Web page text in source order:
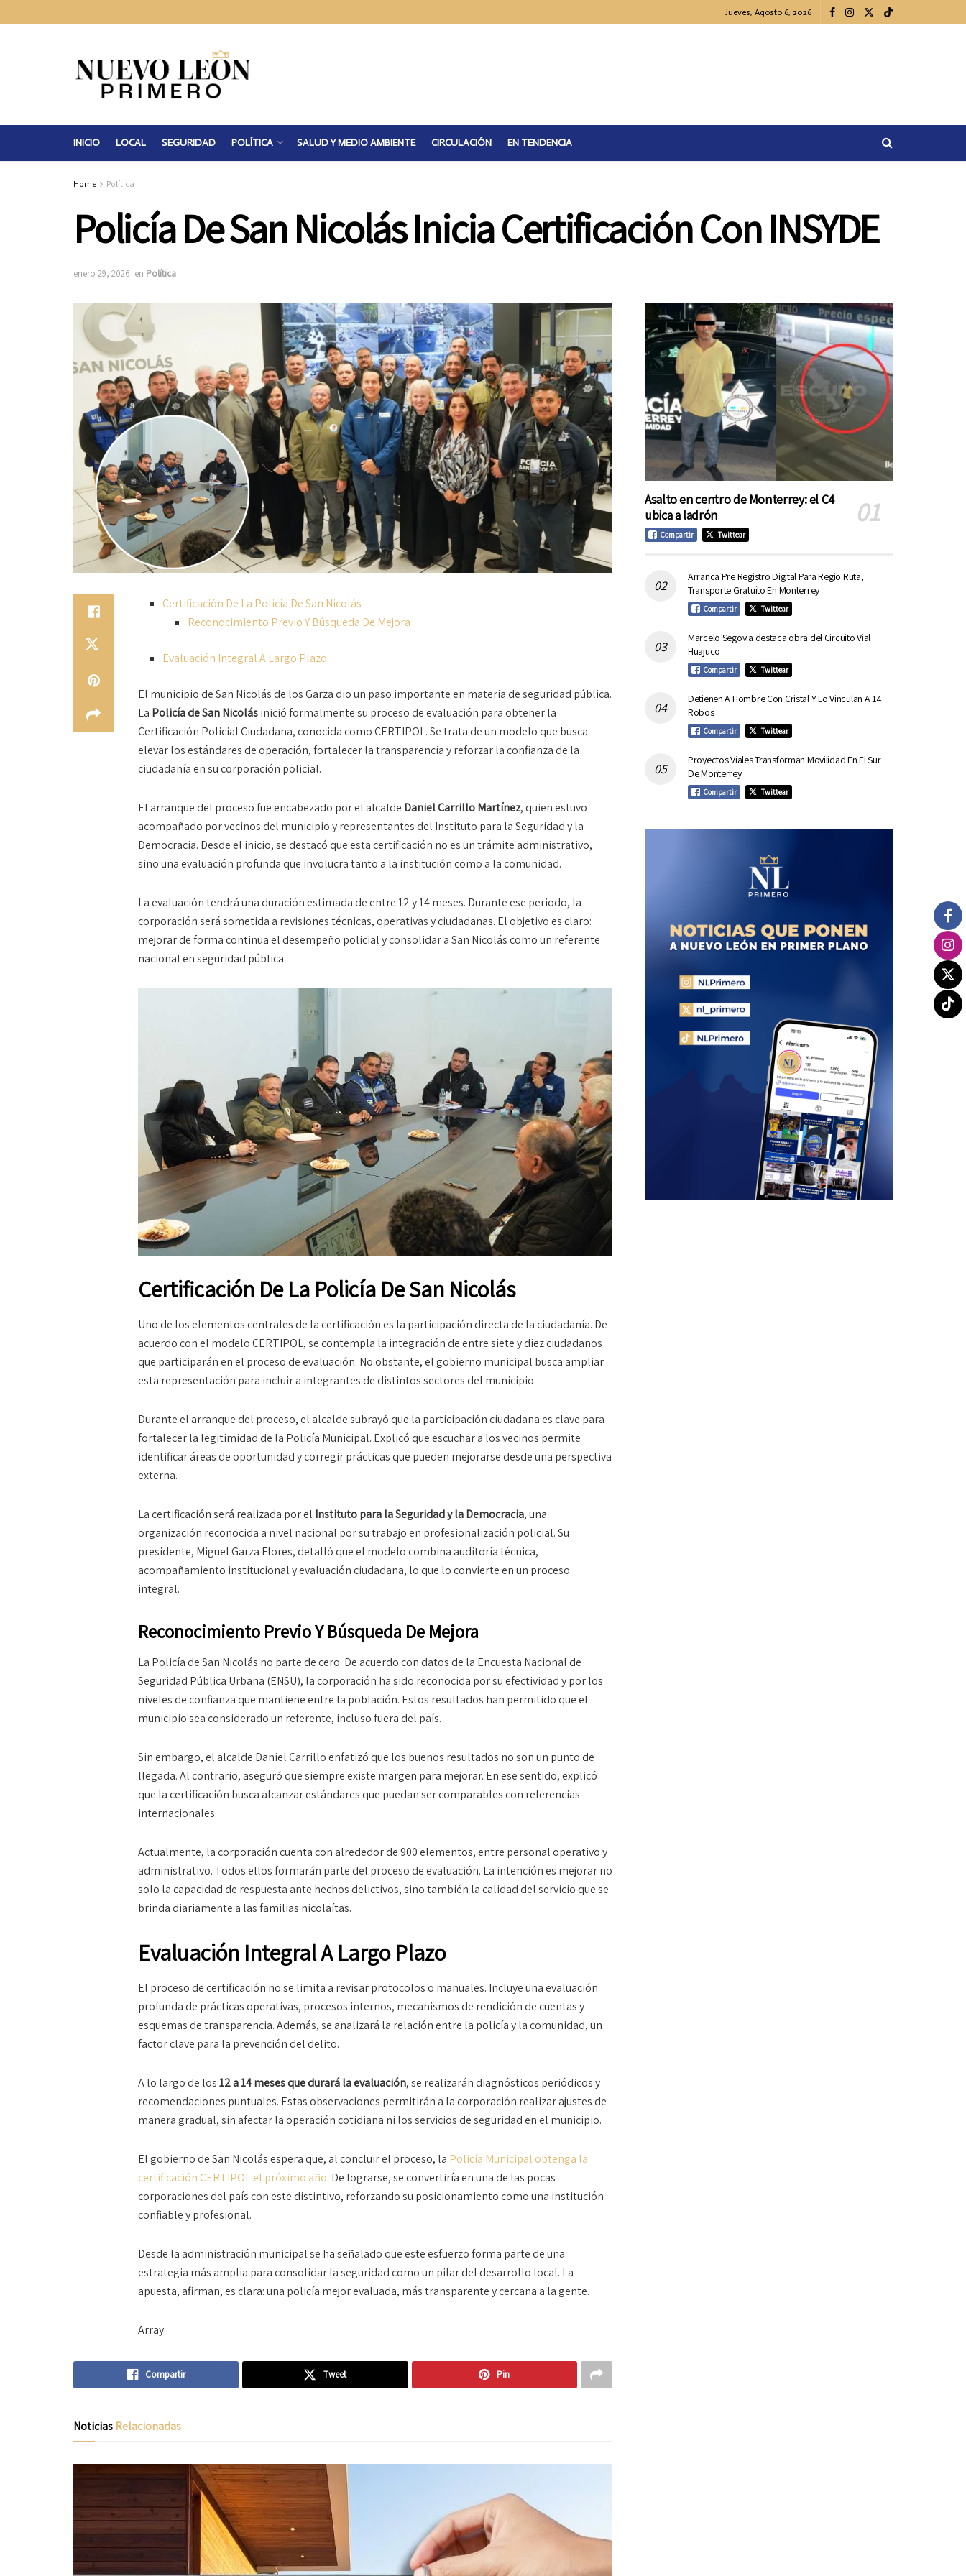
Jueves, Agosto 6, 2026
INICIO LOCAL SEGURIDAD POLÍTICA SALUD Y MEDIO AMBIENTE CIRCULACIÓN EN TENDENCIA
Home Política
Policía De San Nicolás Inicia Certificación Con INSYDE
enero 29, 2026 en Política
Certificación De La Policía De San Nicolás
Reconocimiento Previo Y Búsqueda De Mejora
Evaluación Integral A Largo Plazo
El municipio de San Nicolás de los Garza dio un paso importante en materia de seguridad pública.
La Policía de San Nicolásinició formalmente su proceso de evaluación para obtener la
Certificación Policial Ciudadana, conocida como CERTIPOL. Se trata de un modelo que busca
elevar los estándares de operación, fortalecer la transparencia y reforzar la confianza de la
ciudadanía en su corporación policial.
El arranque del proceso fue encabezado por el alcalde Daniel Carrillo Martínez, quien estuvo
acompañado por vecinos del municipio y representantes del Instituto para la Seguridad y la
Democracia. Desde el inicio, se destacó que esta certificación no es un trámite administrativo,
sino una evaluación profunda que involucra tanto a la institución como a la comunidad.
La evaluación tendrá una duración estimada de entre 12 y 14 meses. Durante ese periodo, la
corporación será sometida a revisiones técnicas, operativas y ciudadanas. El objetivo es claro:
mejorar de forma continua el desempeño policial y consolidar a San Nicolás como un referente
nacional en seguridad pública.
Certificación De La Policía De San Nicolás
Uno de los elementos centrales de la certificación es la participación directa de la ciudadanía. De
acuerdo con el modelo CERTIPOL, se contempla la integración de entre siete y diez ciudadanos
que participarán en el proceso de evaluación. No obstante, el gobierno municipal busca ampliar
esta representación para incluir a integrantes de distintos sectores del municipio.
Durante el arranque del proceso, el alcalde subrayó que la participación ciudadana es clave para
fortalecer la legitimidad de la Policía Municipal. Explicó que escuchar a los vecinos permite
identificar áreas de oportunidad y corregir prácticas que pueden mejorarse desde una perspectiva
externa.
La certificación será realizada por el Instituto para la Seguridad y la Democracia, una
organización reconocida a nivel nacional por su trabajo en profesionalización policial. Su
presidente, Miguel Garza Flores, detalló que el modelo combina auditoría técnica,
acompañamiento institucional y evaluación ciudadana, lo que lo convierte en un proceso
integral.
Reconocimiento Previo Y Búsqueda De Mejora
La Policía de San Nicolás no parte de cero. De acuerdo con datos de la Encuesta Nacional de
Seguridad Pública Urbana (ENSU), la corporación ha sido reconocida por su efectividad y por los
niveles de confianza que mantiene entre la población. Estos resultados han permitido que el
municipio sea considerado un referente, incluso fuera del país.
Sin embargo, el alcalde Daniel Carrillo enfatizó que los buenos resultados no son un punto de
llegada. Al contrario, aseguró que siempre existe margen para mejorar. En ese sentido, explicó
que la certificación busca alcanzar estándares que puedan ser comparables con referencias
internacionales.
Actualmente, la corporación cuenta con alrededor de 900 elementos, entre personal operativo y
administrativo. Todos ellos formarán parte del proceso de evaluación. La intención es mejorar no
solo la capacidad de respuesta ante hechos delictivos, sino también la calidad del servicio que se
brinda diariamente a las familias nicolaítas.
Evaluación Integral A Largo Plazo
El proceso de certificación no se limita a revisar protocolos o manuales. Incluye una evaluación
profunda de prácticas operativas, procesos internos, mecanismos de rendición de cuentas y
esquemas de transparencia. Además, se analizará la relación entre la policía y la comunidad, un
factor clave para la prevención del delito.
A lo largo de los12 a 14 meses que durará la evaluación, se realizarán diagnósticos periódicos y
recomendaciones puntuales. Estas observaciones permitirán a la corporación realizar ajustes de
manera gradual, sin afectar la operación cotidiana ni los servicios de seguridad en el municipio.
El gobierno de San Nicolás espera que, al concluir el proceso, la Policía Municipal obtenga la
certificación CERTIPOL el próximo año. De lograrse, se convertiría en una de las pocas
corporaciones del país con este distintivo, reforzando su posicionamiento como una institución
confiable y profesional.
Desde la administración municipal se ha señalado que este esfuerzo forma parte de una
estrategia más amplia para consolidar la seguridad como un pilar del desarrollo local. La
apuesta, afirman, es clara: una policía mejor evaluada, más transparente y cercana a la gente.
Array
Compartir Tweet Pin
NoticiasRelacionadas
Asalto en centro de Monterrey: el C4
ubica a ladrón
Compartir Twittear
Arranca Pre Registro Digital Para Regio Ruta,
Transporte Gratuito En Monterrey
Compartir Twittear
Marcelo Segovia destaca obra del Circuito Vial
Huajuco
Compartir Twittear
Detienen A Hombre Con Cristal Y Lo Vinculan A 14
Robos
Compartir Twittear
Proyectos Viales Transforman Movilidad En El Sur
De Monterrey
Compartir Twittear